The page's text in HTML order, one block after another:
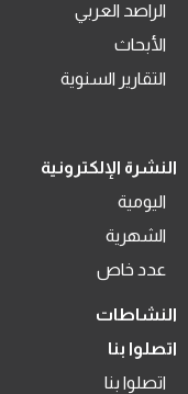
الراصد العربي
الأبحاث
التقارير السنوية
النشرة الإلكترونية
اليومية
الشهرية
عدد خاص
النشاطات
اتصلوا بنا
اتصلوا بنا